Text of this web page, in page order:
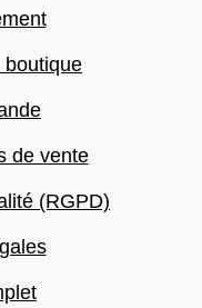
boutique
de vente
(RGPD)